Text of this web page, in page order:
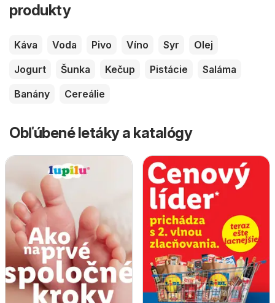
produkty
Káva Voda Pivo Víno Syr
Olej
Jogurt
Šunka Kečup Pistácie
Saláma
Banány
Cereálie
Obľúbené letáky a katalógy